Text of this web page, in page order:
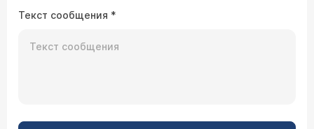
Текст сообщения *